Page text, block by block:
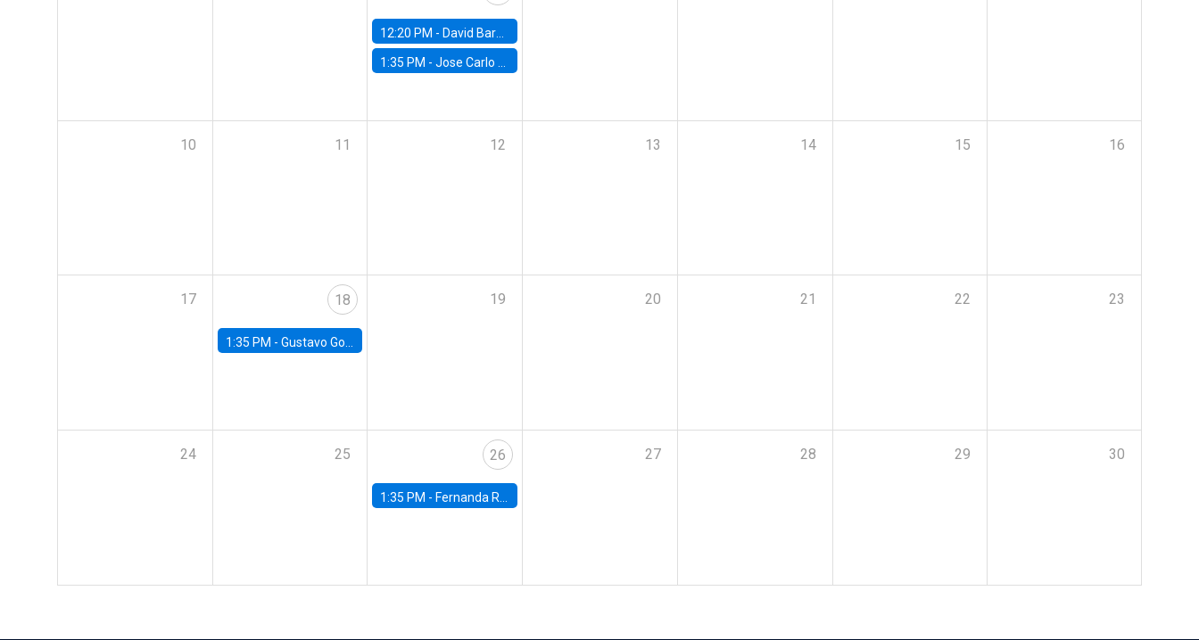
12:20 PM - David Bardey, Universidad de los Andes - CEDE
1:35 PM -Jose Carlo Bermudez, UC (ME) & World Bank
10 11 12 13 14 15 16
17 18
1:35 PM - Gustavo González, Banco Central de Chile
19 20 21 22 23
24 25 26
1:35 PM - Fernanda Rojas Ampuero, University of Wisconsin-Madison
27 28 29 30